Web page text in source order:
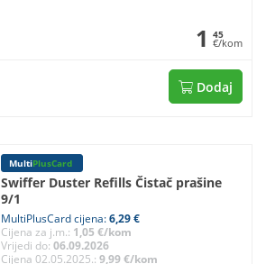
1 45
€/kom
Dodaj
MultiPlusCard
Swiffer Duster Refills Čistač prašine
9/1
MultiPlusCard cijena:6,29 €
Cijena za j.m.: 1,05 €/kom
Vrijedi do:06.09.2026
Cijena 02.05.2025.:9,99 €/kom